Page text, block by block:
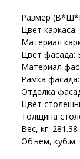
Размер
Цвет
Материал
Цвет фасада:
Материал
Рамка
Отделка
Цвет
Толщина
Вес, кг: 281.38
Объем, куб.м: